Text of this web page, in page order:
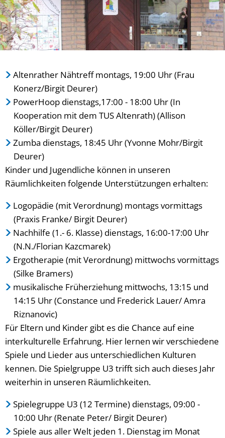
Altenrather Nähtreff montags, 19:00 Uhr (Frau
Konerz/Birgit Deurer)
PowerHoop dienstags,17:00 - 18:00 Uhr (In
Kooperation mit dem TUS Altenrath) (Allison
Köller/Birgit Deurer)
Zumba dienstags, 18:45 Uhr (Yvonne Mohr/Birgit
Deurer)
Kinder und Jugendliche können in unseren
Räumlichkeiten folgende Unterstützungen erhalten:
Logopädie (mit Verordnung) montags vormittags
(Praxis Franke/ Birgit Deurer)
Nachhilfe (1.- 6. Klasse) dienstags, 16:00-17:00 Uhr
(N.N./Florian Kazcmarek)
Ergotherapie (mit Verordnung) mittwochs vormittags
(Silke Bramers)
musikalische Früherziehung mittwochs, 13:15 und
14:15 Uhr (Constance und Frederick Lauer/ Amra
Riznanovic)
Für Eltern und Kinder gibt es die Chance auf eine
interkulturelle Erfahrung. Hier lernen wir verschiedene
Spiele und Lieder aus unterschiedlichen Kulturen
kennen. Die Spielgruppe U3 trifft sich auch dieses Jahr
weiterhin in unseren Räumlichkeiten.
Spielegruppe U3 (12 Termine) dienstags, 09:00 -
10:00 Uhr (Renate Peter/ Birgit Deurer)
Spiele aus aller Welt jeden 1. Dienstag im Monat